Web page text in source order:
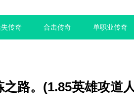
传奇 合击传奇 单职业传奇
路。(1.85英雄攻道